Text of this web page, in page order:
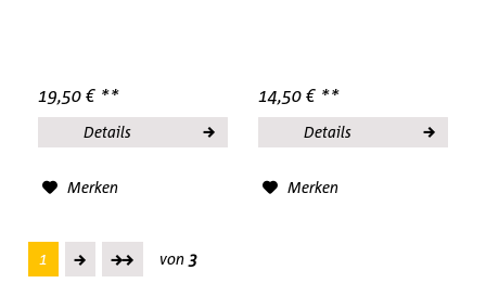
19,50 € **
Details
Merken
14,50 € **
Details
Merken
1 von 3